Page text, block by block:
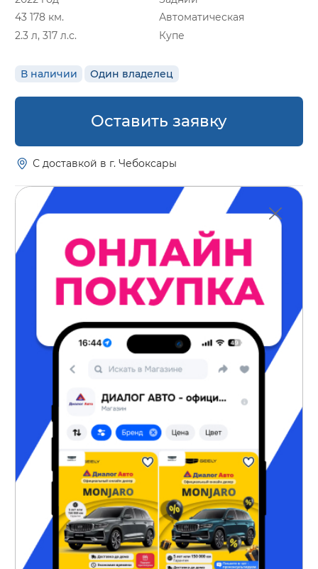
43 178 км.
Автоматическая
2.3 л, 317 л.с.
Купе
В наличии Один владелец
Оставить заявку
С доставкой в г. Чебоксары